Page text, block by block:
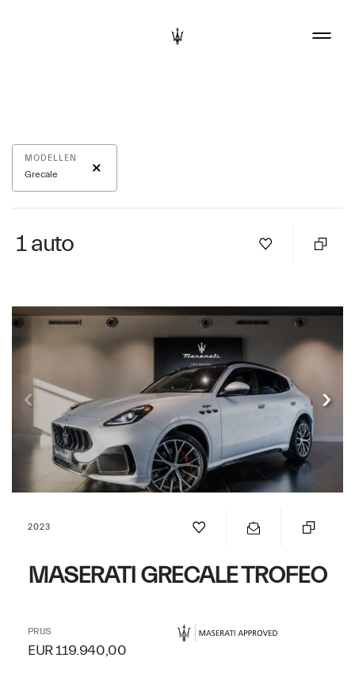
MODELLEN
Grecale
1 auto
MASERATI GRECALE TROFEO
2023
PRIJS
EUR 119.940,00